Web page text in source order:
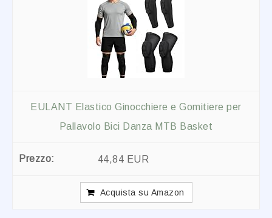
EULANT Elastico Ginocchiere e Gomitiere per
Pallavolo Bici Danza MTB Basket
44,84 EUR
Acquista su Amazon